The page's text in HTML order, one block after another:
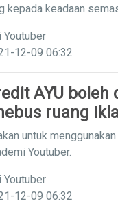
kepada keadaan
Youtuber
12-09 06:32
AYU boleh
ruang
untuk
Youtuber.
Youtuber
12-09 06:32